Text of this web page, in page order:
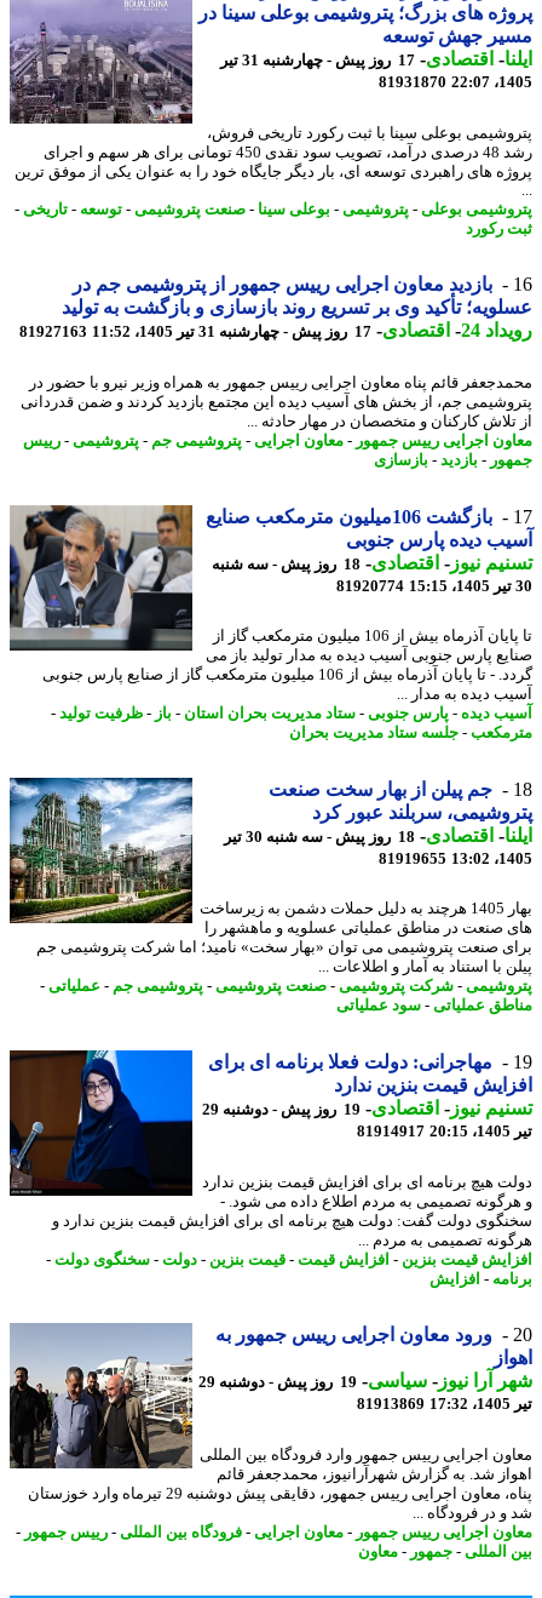
های بزرگ؛ پتروشیمی بوعلی سینا در
جهش توسعه
-اقتصادی-
17 روز پیش - چهارشنبه 31 تیر
81931870
بوعلی سینا با ثبت رکورد تاریخی فروش،
رشد 48 درصدی درآمد، تصویب سود نقدی 450 تومانی برای هر سهم و اجرای
های راهبردی توسعه ای، بار دیگر جایگاه خود را به عنوان یکی از موفق ترین
بوعلی-پتروشیمی-بوعلی سینا -صنعت پتروشیمی-توسعه-تاریخی -
رکورد
بازدید معاون اجرایی رییس جمهور از پتروشیمی جم در
تأکید وی بر تسریع روند بازسازی و بازگشت به تولید
24
-اقتصادی-17 روز پیش - چهارشنبه 31 تیر 1405، 11:52 81927163
قائم پناه معاون اجرایی رییس جمهور به همراه وزیر نیرو با حضور در
جم، از بخش های آسیب دیده این مجتمع بازدید کردند و ضمن قدردانی
کارکنان و متخصصان در مهار حادثه ...
اجرایی رییس جمهور-معاون اجرایی- پتروشیمی جم-پتروشیمی-رییس
-بازدید-بازسازی
بازگشت 106میلیون مترمکعب صنایع
دیده پارس جنوبی
نیوز-اقتصادی-
18 روز پیش - سه شنبه
81920774
تا پایان آذرماه بیش از 106 میلیون مترمکعب گاز از
پارس جنوبی آسیب دیده به مدار تولید باز می
گردد. - تا پایان آذرماه بیش از 106 میلیون مترمکعب گاز از صنایع پارس جنوبی
دیده به مدار ...
دیده -پارس جنوبی-ستاد مدیریت بحران استان-باز - ظرفیت تولید-
-جلسه ستاد مدیریت بحران
جم پیلن از بهار سخت صنعت
سربلند عبور کرد
-اقتصادی-
18 روز پیش - سه شنبه 30 تیر
81919655
بهار 1405 هرچند به دلیل حملات دشمن به زیرساخت
صنعت در مناطق عملیاتی عسلویه و ماهشهر را
صنعت پتروشیمی می توان «بهار سخت» نامید؛ اما شرکت پتروشیمی جم
با استناد به آمار و اطلاعات ...
-شرکت پتروشیمی-صنعت پتروشیمی-پتروشیمی جم-عملیاتی-
عملیاتی-سود عملیاتی
مهاجرانی: دولت فعلا برنامه ای برای
قیمت بنزین ندارد
نیوز-اقتصادی-
19 روز پیش - دوشنبه 29
81914917
هیچ برنامه ای برای افزایش قیمت بنزین ندارد
تصمیمی به مردم اطلاع داده می شود. -
دولت گفت: دولت هیچ برنامه ای برای افزایش قیمت بنزین ندارد و
تصمیمی به مردم ...
قیمت بنزین- افزایش قیمت-قیمت بنزین- دولت-سخنگوی دولت-
-افزایش
ورود معاون اجرایی رییس جمهور به
آرا نیوز-سیاسی-
19 روز پیش - دوشنبه 29
81913869
اجرایی رییس جمهور وارد فرودگاه بین المللی
شد. به گزارش شهرآرانیوز، محمدجعفر قائم
پناه، معاون اجرایی رییس جمهور، دقایقی پیش دوشنبه 29 تیرماه وارد خوزستان
در فرودگاه ...
اجرایی رییس جمهور-معاون اجرایی- فرودگاه بین المللی-رییس جمهور-
المللی-جمهور-معاون